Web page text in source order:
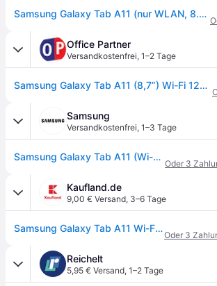
Samsung Galaxy Tab A11 (nur WLAN, 8.70", 128GB, Gray), Tablet, Grau
Office Partner
Versandkostenfrei, 1–2 Tage
Samsung Galaxy Tab A11 (8,7”) Wi-Fi 128GB Grau
Samsung
Versandkostenfrei, 1–3 Tage
Samsung Galaxy Tab A11 (Wi-Fi, 8,7"), 128 GB Gray
Oder 3
Kaufland.de
9,00 € Versand, 3–6 Tage
Samsung Galaxy Tab A11 Wi-Fi, 22,1 cm (8.7"), 1340 x 800 Pixel, 128 GB, 8 GB, Android 15, Grau
Oder 3
Reichelt
5,95 € Versand, 1–2 Tage